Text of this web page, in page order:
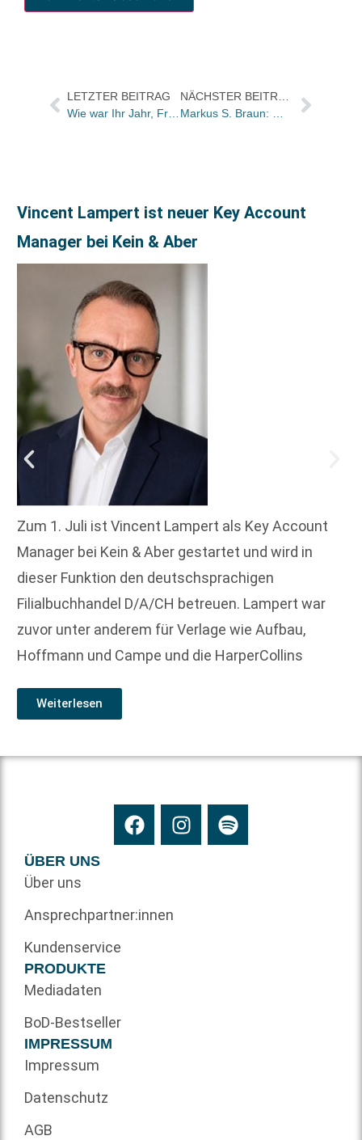
LETZTER BEITRAG
Wie war Ihr Jahr, Frank-H. Häger?
Vincent Lampert ist neuer Key Account
Manager bei Kein & Aber
Zum 1. Juli ist Vincent Lampert als Key Account
Manager bei Kein & Aber gestartet und wird in
dieser Funktion den deutschsprachigen
Filialbuchhandel D/A/CH betreuen. Lampert war
zuvor unter anderem für Verlage wie Aufbau,
Hoffmann und Campe und die HarperCollins
Weiterlesen
ÜBER UNS
Über uns
Ansprechpartner:innen
Kundenservice
PRODUKTE
Mediadaten
BoD-Bestseller
IMPRESSUM
Impressum
Datenschutz
AGB